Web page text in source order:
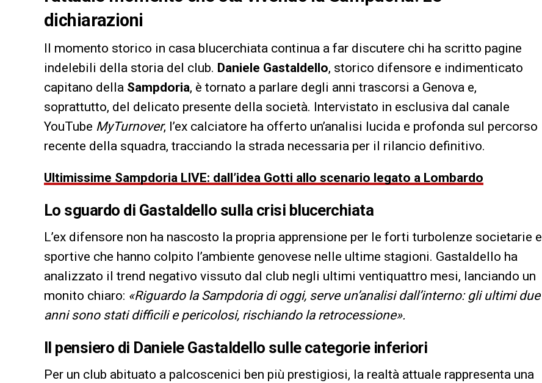
dichiarazioni
Il momento storico in casa blucerchiata continua a far discutere chi ha scritto pagine
indelebili della storia del club. Daniele Gastaldello, storico difensore e indimenticato
capitano della Sampdoria, è tornato a parlare degli anni trascorsi a Genova e,
soprattutto, del delicato presente della società. Intervistato in esclusiva dal canale
YouTube MyTurnover, l’ex calciatore ha offerto un’analisi lucida e profonda sul percorso
recente della squadra, tracciando la strada necessaria per il rilancio definitivo.
Ultimissime Sampdoria LIVE: dall’idea Gotti allo scenario legato a Lombardo
Lo sguardo di Gastaldello sulla crisi blucerchiata
L’ex difensore non ha nascosto la propria apprensione per le forti turbolenze societarie e
sportive che hanno colpito l’ambiente genovese nelle ultime stagioni. Gastaldello ha
analizzato il trend negativo vissuto dal club negli ultimi ventiquattro mesi, lanciando un
monito chiaro: «Riguardo la Sampdoria di oggi, serve un’analisi dall’interno: gli ultimi due
anni sono stati difficili e pericolosi, rischiando la retrocessione».
Il pensiero di Daniele Gastaldello sulle categorie inferiori
Per un club abituato a palcoscenici ben più prestigiosi, la realtà attuale rappresenta una